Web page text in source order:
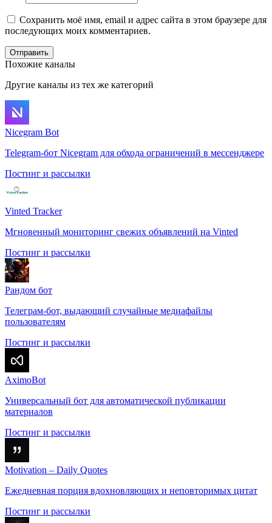
Сохранить моё имя, email и адрес сайта в этом браузере для
последующих моих комментариев.
Отправить
Похожие каналы
Другие каналы из тех же категорий
Nicegram Bot
Telegram-бот Nicegram для обхода ограничений в мессенджере
Постинг и рассылки
Vinted Tracker
Мгновенный мониторинг свежих объявлений на Vinted
Постинг и рассылки
Рандом бот
Телеграм-бот, выдающий случайные медиафайлы
пользователям
Постинг и рассылки
AximoBot
Универсальный бот для автоматической публикации
материалов
Постинг и рассылки
Motivation – Daily Quotes
Ежедневная порция вдохновляющих и неповторимых цитат
Постинг и рассылки